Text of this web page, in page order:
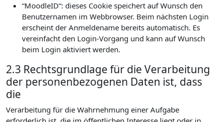
“MoodleID“: dieses Cookie speichert auf Wunsch den
Benutzernamen im Webbrowser. Beim nächsten Login
erscheint der Anmeldename bereits automatisch. Es
vereinfacht den Login-Vorgang und kann auf Wunsch
beim Login aktiviert werden.
2.3 Rechtsgrundlage für die Verarbeitung
der personenbezogenen Daten ist, dass
die
Verarbeitung für die Wahrnehmung einer Aufgabe